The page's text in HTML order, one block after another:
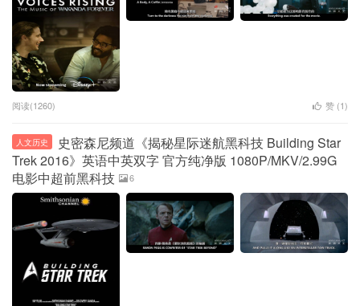
阅读(1260) 赞 (1)
人文历史
史密森尼频道《揭秘星际迷航黑科技 Building Star
Trek 2016》英语中英双字 官方纯净版 1080P/MKV/2.99G
电影中超前黑科技
6